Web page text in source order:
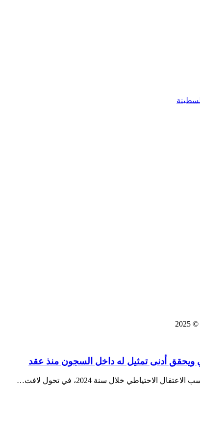
ويحقق أدنى تمثيل له داخل السجون منذ عقد
خلال سنة 2024، في تحول لافت…